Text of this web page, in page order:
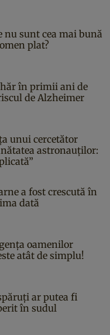
nu sunt cea mai bună
plat?
în primii ani de
de Alzheimer
unui cercetător
astronauților:
a fost crescută în
dată
oamenilor
atât de simplu!
ar putea fi
în sudul